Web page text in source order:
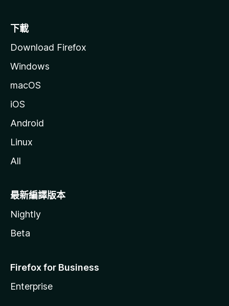
下載
Download Firefox
Windows
macOS
iOS
Android
Linux
All
最新編譯版本
Nightly
Beta
Firefox for Business
Enterprise